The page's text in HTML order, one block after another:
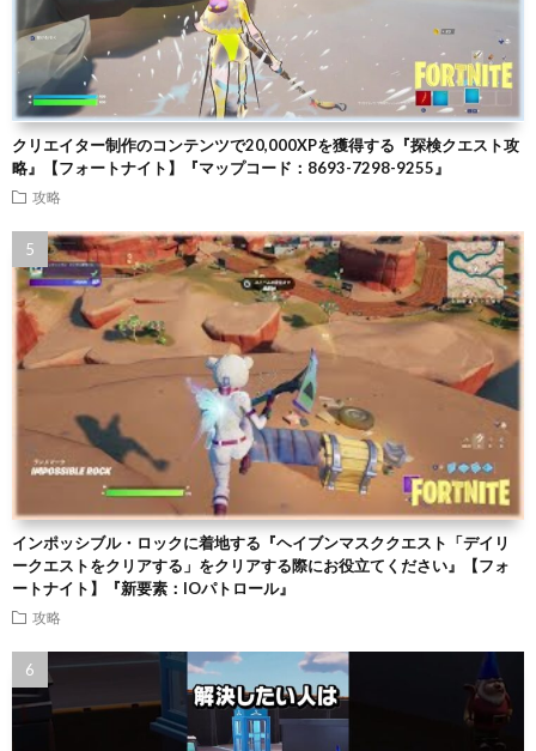
クリエイター制作のコンテンツで20,000XPを獲得する『探検クエスト攻
略』【フォートナイト】『マップコード：8693-7298-9255』
攻略
インポッシブル・ロックに着地する『ヘイブンマスククエスト「デイリ
ークエストをクリアする」をクリアする際にお役立てください』【フォ
ートナイト】『新要素：IOパトロール』
攻略